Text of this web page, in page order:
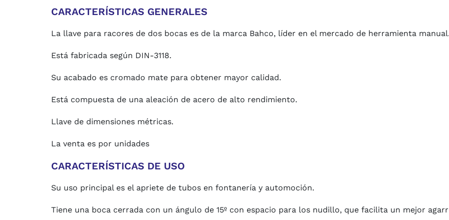
CARACTERÍSTICAS GENERALES
La llave para racores de dos bocas es de la marca Bahco, líder en el mercado de herramienta
Está fabricada según DIN-3118.
Su acabado es cromado mate para obtener mayor calidad.
Está compuesta de una aleación de acero de alto rendimiento.
Llave de dimensiones métricas.
La venta es por unidades
CARACTERÍSTICAS DE USO
Su uso principal es el apriete de tubos en fontanería y automoción.
Tiene una boca cerrada con un ángulo de 15º con espacio para los nudillo, que facilita un mejor